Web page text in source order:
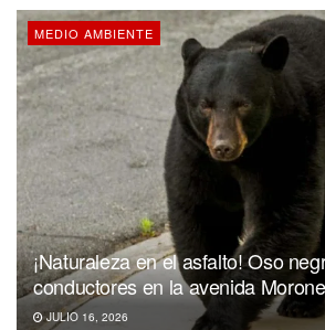
MEDIO AMBIENTE
¡Naturaleza en el asfalto! Oso
conductores en la avenida
JULIO 16, 2026